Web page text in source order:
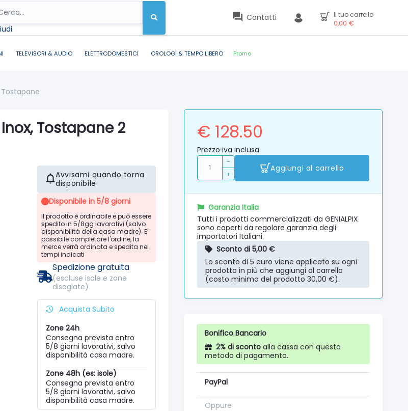
Contatti
Il tuo carrello
0,00 €
TELEVISORI & AUDIO ELETTRODOMESTICI OROLOGI & TEMPO LIBERO Promo
Tostapane
Tostapane 2
Avvisami quando torna
disponibile
Disponibile in 5/8 giorni
Il prodotto è ordinabile e può essere
spedito in 5/8gg lavorativi (salvo
disponibilità della casa madre). E’
possibile completare l'ordine, la
merce verrà ordinata e spedita nei
tempi indicati
Spedizione gratuita
(escluse isole e zone
disagiate)
Acquista Subito
Zone 24h
Consegna prevista entro
5/8 giorni lavorativi, salvo
disponibilità casa madre.
Zone 48h (es: isole)
Consegna prevista entro
5/8 giorni lavorativi, salvo
disponibilità casa madre.
€ 128.50
Prezzo iva inclusa
-
+
Aggiungi al carrello
Garanzia Italia
Tutti i prodotti commercializzati da GENIALPIX
sono coperti da regolare garanzia degli
importatori Italiani.
Sconto di 5,00 €
Lo sconto di 5 euro viene applicato su ogni
prodotto in più che aggiungi al carrello
(costo minimo del prodotto 30,00 €).
Bonifico Bancario
2% di sconto alla cassa con questo
metodo di pagamento.
PayPal
Oppure